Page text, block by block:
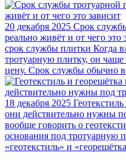
20 декабря 2025 Срок
реально живёт и от чего это
срок службы плитки Когда
тротуарную плитку, он
цену. Срок службы обычно
18 декабря 2025
они действительно нужны
вообще говорить о
основания под тротуарную
«геотекстиль» и